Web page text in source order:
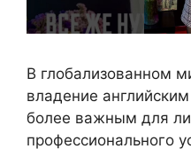
В глобализованном
владение
более важным для
профессионального